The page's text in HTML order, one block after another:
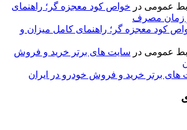
عمومی در خواص کود معجزه گر؛ راهنمای
زمان مصرف
کود معجزه گر؛ راهنمای کامل میزان و
عمومی در سایت های برتر خرید و فروش
های برتر خرید و فروش خودرو در ایران